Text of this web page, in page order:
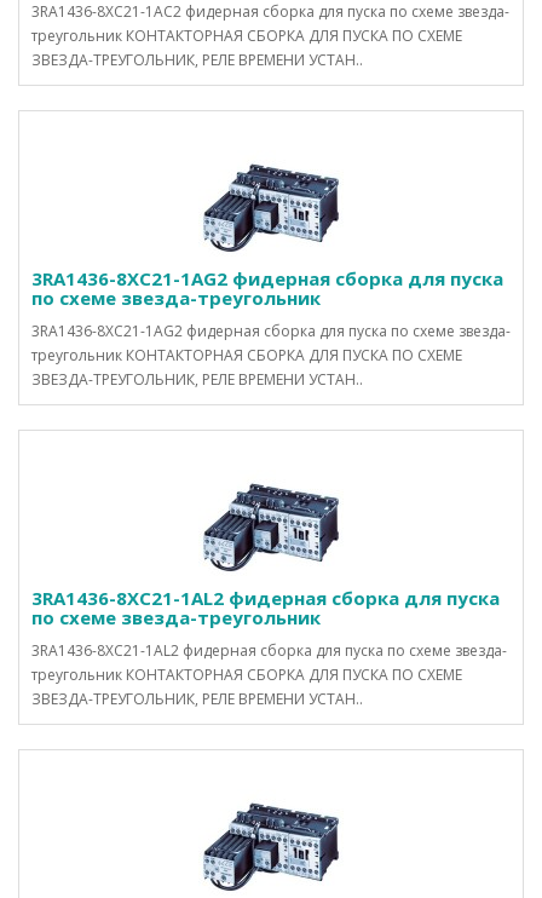
3RA1436-8XC21-1AC2 фидерная сборка для пуска по схеме звезда-
треугольник КОНТАКТОРНАЯ СБОРКА ДЛЯ ПУСКА ПО СХЕМЕ
ЗВЕЗДА-ТРЕУГОЛЬНИК, РЕЛЕ ВРЕМЕНИ УСТАН..
3RA1436-8XC21-1AG2 фидерная сборка для пуска
по схеме звезда-треугольник
3RA1436-8XC21-1AG2 фидерная сборка для пуска по схеме звезда-
треугольник КОНТАКТОРНАЯ СБОРКА ДЛЯ ПУСКА ПО СХЕМЕ
ЗВЕЗДА-ТРЕУГОЛЬНИК, РЕЛЕ ВРЕМЕНИ УСТАН..
3RA1436-8XC21-1AL2 фидерная сборка для пуска
по схеме звезда-треугольник
3RA1436-8XC21-1AL2 фидерная сборка для пуска по схеме звезда-
треугольник КОНТАКТОРНАЯ СБОРКА ДЛЯ ПУСКА ПО СХЕМЕ
ЗВЕЗДА-ТРЕУГОЛЬНИК, РЕЛЕ ВРЕМЕНИ УСТАН..